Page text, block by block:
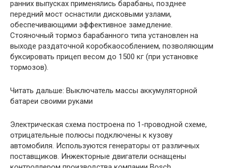
ранних выпусках применялись барабаны, позднее
передний мост оснастили дисковыми узлами,
обеспечивающими эффективное замедление.
Стояночный тормоз барабанного типа установлен на
выходе раздаточной коробкаособлением, позволяющим
буксировать прицеп весом до 1500 кг (при установке
тормозов).
Читать дальше: Выключатель массы аккумуляторной
батареи своими руками
Электрическая схема построена по 1-проводной схеме,
отрицательные полюсы подключены к кузову
автомобиля. Используются генераторы от различных
поставщиков. Инжекторные двигатели оснащены